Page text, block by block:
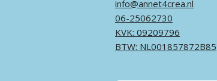
info@annet4crea.nl
06-25062730
KVK: 09209796
BTW: NL001857872B85